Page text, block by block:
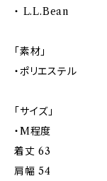
・ L.L.Bean
「素材」
・ポリエステル
「サイズ」
・M程度
着丈 63
肩幅 54